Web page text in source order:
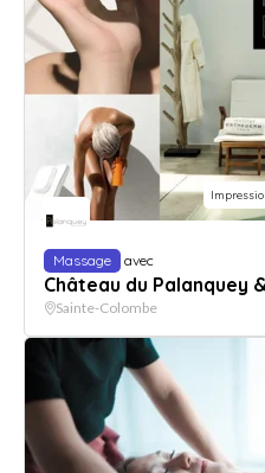
Massage avec
Château du Palanquey
Sainte-Colombe